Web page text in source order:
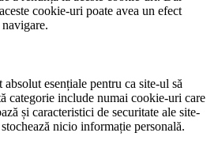
cookie-uri poate avea un efect
esențiale pentru ca site-ul să
categorie include numai cookie-uri care
și caracteristici de securitate ale site-
nicio informație personală.